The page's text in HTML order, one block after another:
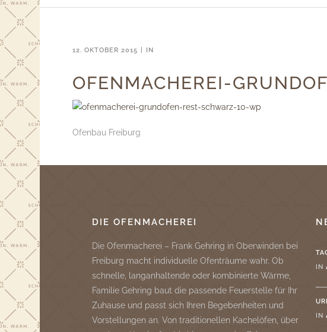
12. OKTOBER 2015 IN
OFENMACHEREI-
Ofenbau Freiburg
DIE OFENMACHEREI
Die Ofenmacherei – Frank Gehring in Oberwinden bei
Freiburg macht individuelle Ofenträume wahr. Ob
schnelle, langanhaltende oder kombinierte Wärme,
Familie Gehring baut die passende Feuerstelle für Ihr
Zuhause und passt sich Ihren Begebenheiten und
Vorstellungen an. Von traditionellen Kachelöfen, über
IN
IN